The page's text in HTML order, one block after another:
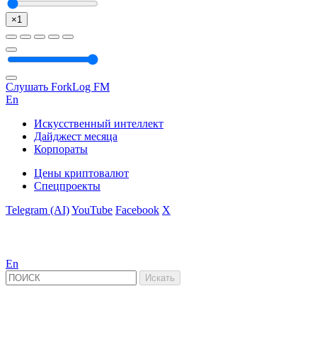
×1
Слушать ForkLog FM
En
Искусственный интеллект
Дайджест месяца
Корпораты
Цены криптовалют
Спецпроекты
Telegram (AI)YouTube Facebook X
En